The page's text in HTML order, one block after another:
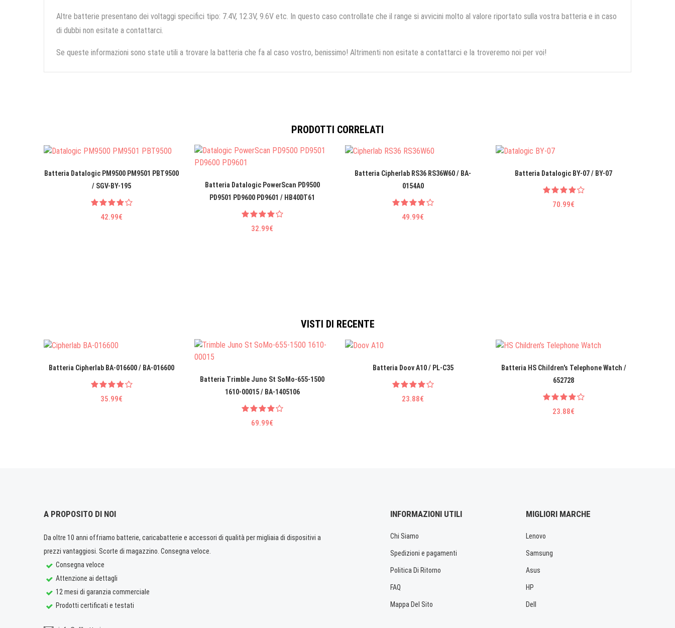
Altre batterie presentano dei voltaggi specifici tipo: 7.4V, 12.3V, 9.6V etc. In questo caso controllate che il range si avvicini molto al valore riportato sulla vostra batteria e in caso
di dubbi non esitate a contattarci.
Se queste informazioni sono state utili a trovare la batteria che fa al caso vostro, benissimo! Altrimenti non esitate a contattarci e la troveremo noi per voi!
PRODOTTI CORRELATI
Batteria Datalogic PM9500 PM9501 PBT9500
/ SGV-BY-195
42.99€
Batteria Datalogic PowerScan PD9500
PD9501 PD9600 PD9601 / HB40DT61
32.99€
Batteria Cipherlab RS36 RS36W60 / BA-
0154A0
49.99€
Batteria Datalogic BY-07 / BY-07
70.99€
VISTI DI RECENTE
Batteria Cipherlab BA-016600 / BA-016600
35.99€
Batteria Trimble Juno St SoMo-655-1500
1610-00015 / BA-1405106
69.99€
Batteria Doov A10 / PL-C35
23.88€
Batteria HS Children's Telephone Watch /
652728
23.88€
A PROPOSITO DI NOI
Da oltre 10 anni offriamo batterie, caricabatterie e accessori di qualità per migliaia di dispositivi a
prezzi vantaggiosi. Scorte di magazzino. Consegna veloce.
Consegna veloce
Attenzione ai dettagli
12 mesi di garanzia commerciale
Prodotti certificati e testati
INFORMAZIONI UTILI
Chi Siamo
Spedizioni e pagamenti
Politica Di Ritorno
FAQ
Mappa Del Sito
MIGLIORI MARCHE
Lenovo
Samsung
Asus
HP
Dell